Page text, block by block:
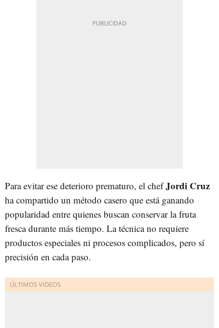
Para evitar ese deterioro prematuro, el chefJordi Cruz
ha compartido un método casero que está ganando
popularidad entre quienes buscan conservar la fruta
fresca durante más tiempo. La técnica no requiere
productos especiales ni procesos complicados, pero sí
precisión en cada paso.